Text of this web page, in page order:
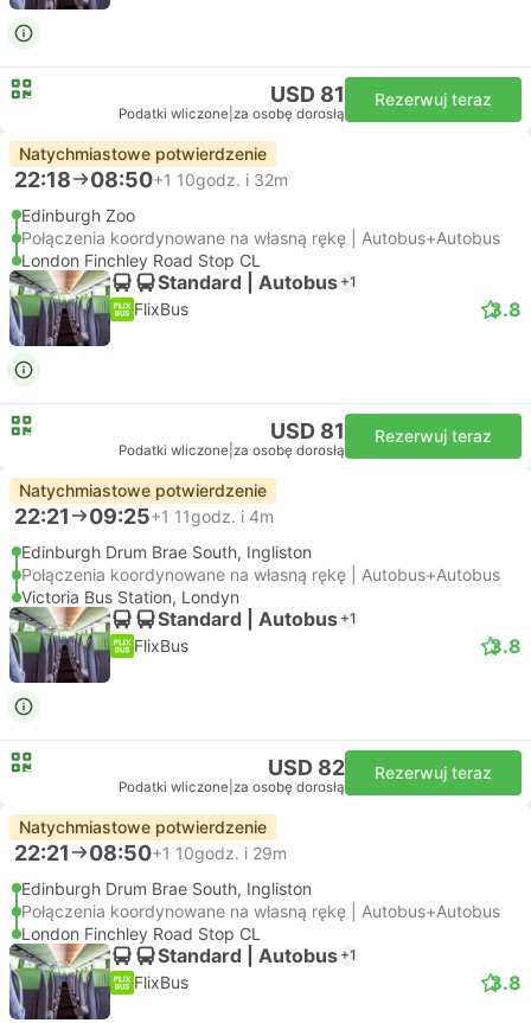
USD 81
Podatki wliczone za osobę dorosłą
Rezerwuj teraz
Natychmiastowe potwierdzenie
22:18 08:50+1 10godz. i 32m
Edinburgh Zoo
Połączenia koordynowane na własną rękę | Autobus+Autobus
London Finchley Road Stop CL
Standard | Autobus +1
FlixBus 3.8
USD 81
Podatki wliczone za osobę dorosłą
Rezerwuj teraz
Natychmiastowe potwierdzenie
22:21 09:25+1 11godz. i 4m
Edinburgh Drum Brae South, Ingliston
Połączenia koordynowane na własną rękę | Autobus+Autobus
Victoria Bus Station, Londyn
Standard | Autobus +1
FlixBus 3.8
USD 82
Podatki wliczone za osobę dorosłą
Rezerwuj teraz
Natychmiastowe potwierdzenie
22:21 08:50+1 10godz. i 29m
Edinburgh Drum Brae South, Ingliston
Połączenia koordynowane na własną rękę | Autobus+Autobus
London Finchley Road Stop CL
Standard | Autobus +1
FlixBus 3.8